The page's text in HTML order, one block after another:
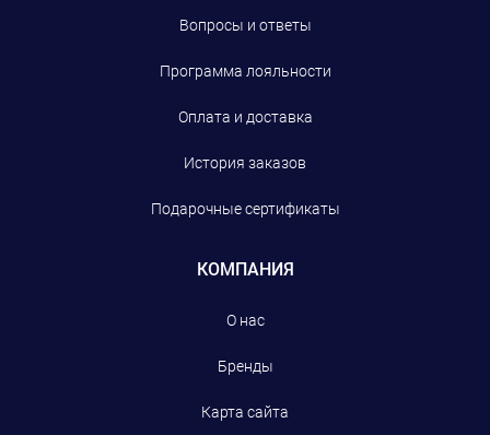
Вопросы и ответы
Программа лояльности
Оплата и доставка
История заказов
Подарочные сертификаты
КОМПАНИЯ
О нас
Бренды
Карта сайта